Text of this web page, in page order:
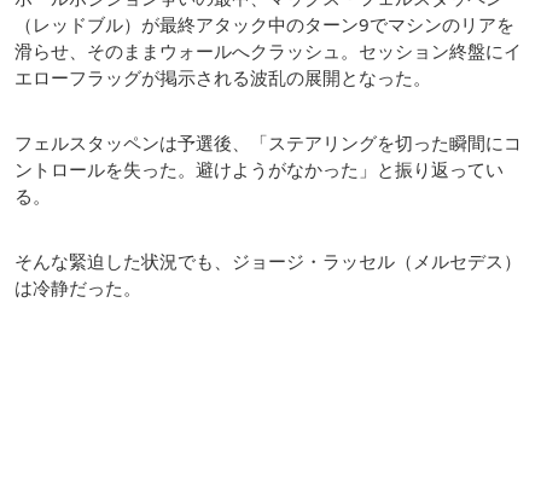
（レッドブル）が最終アタック中のターン9でマシンのリアを
滑らせ、そのままウォールへクラッシュ。セッション終盤にイ
エローフラッグが掲示される波乱の展開となった。
フェルスタッペンは予選後、「ステアリングを切った瞬間にコ
ントロールを失った。避けようがなかった」と振り返ってい
る。
そんな緊迫した状況でも、ジョージ・ラッセル（メルセデス）
は冷静だった。